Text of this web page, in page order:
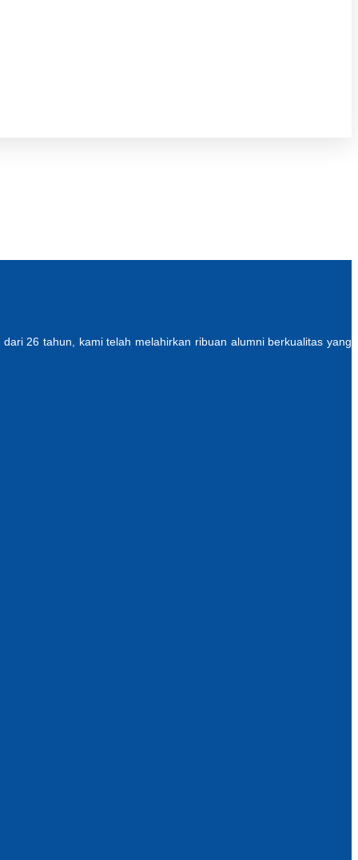
26 tahun, kami telah melahirkan ribuan alumni berkualitas yang